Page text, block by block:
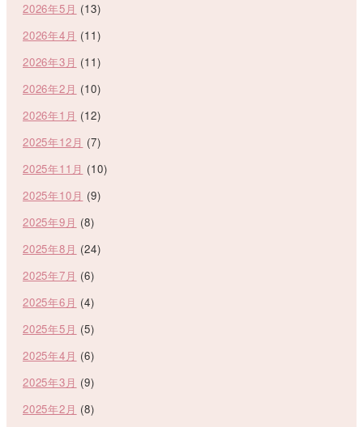
2026年5月 (13)
2026年4月 (11)
2026年3月 (11)
2026年2月 (10)
2026年1月 (12)
2025年12月 (7)
2025年11月 (10)
2025年10月 (9)
2025年9月 (8)
2025年8月 (24)
2025年7月 (6)
2025年6月 (4)
2025年5月 (5)
2025年4月 (6)
2025年3月 (9)
2025年2月 (8)